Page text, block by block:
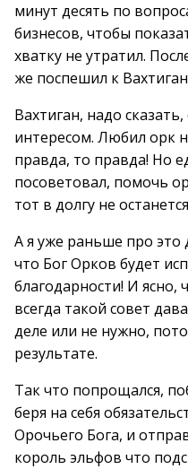
минут десять по
бизнесов, чтобы
хватку не утратил.
же поспешил к
Вахтиган, надо
интересом. Любил орк
правда, то правда! Но
посоветовал, помочь
тот в долгу не
А я уже раньше про это
что Бог Орков будет
благодарности! И ясно,
всегда такой совет
деле или не нужно,
результате.
Так что попрощался,
беря на себя
Орочьего Бога, и
король эльфов что